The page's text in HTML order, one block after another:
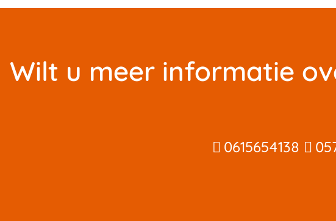
Wilt u meer informatie
0615654138